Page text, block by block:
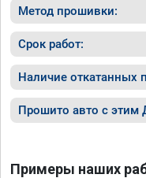
Метод прошивки:
Срок работ:
Наличие откатанных
Прошито авто с этим
Примеры наших